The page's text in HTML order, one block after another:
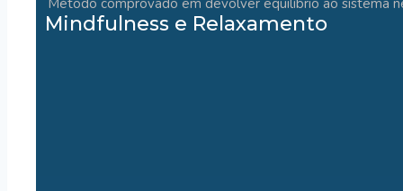
Método comprovado em devolver equilíbrio ao sistema
Mindfulness e Relaxamento